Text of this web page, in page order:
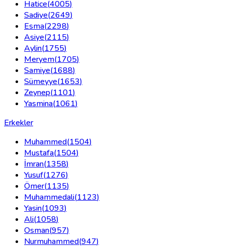
Hatice(4005)
Sadiye(2649)
Esma(2298)
Asiye(2115)
Aylin(1755)
Meryem(1705)
Samiye(1688)
Sümeyye(1653)
Zeynep(1101)
Yasmina(1061)
Erkekler
Muhammed(1504)
Mustafa(1504)
İmran(1358)
Yusuf(1276)
Ömer(1135)
Muhammedali(1123)
Yasin(1093)
Ali(1058)
Osman(957)
Nurmuhammed(947)